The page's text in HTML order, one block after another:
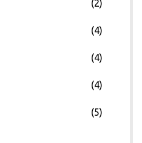
(2)
(4)
(4)
(4)
(5)